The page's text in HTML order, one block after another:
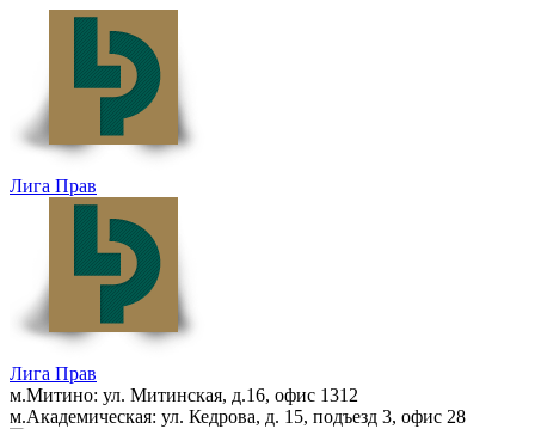
Лига Прав
Лига Прав
м.Митино: ул. Митинская, д.16, офис 1312
м.Академическая: ул. Кедрова, д. 15, подъезд 3, офис 28